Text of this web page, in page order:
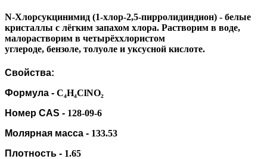
N-Хлорсукцинимид (1-хлор-2,5-пирролидиндион) - белые
кристаллы с лёгким запахом хлора. Растворим в воде,
малорастворим в четырёххлористом
углероде, бензоле, толуоле и уксусной кислоте.
Свойства:
Формула - C₄H₄ClNO₂
Номер CAS - 128-09-6
Молярная масса - 133.53
Плотность - 1.65